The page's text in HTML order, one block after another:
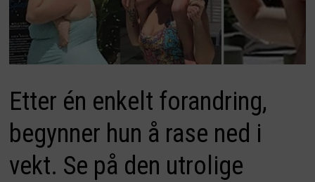
Etter én enkelt forandring,
begynner hun å rase ned i
vekt. Se på den utrolige